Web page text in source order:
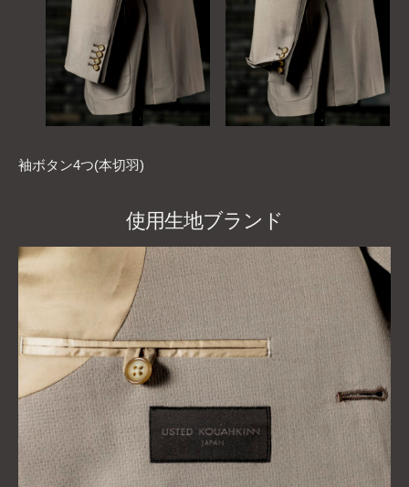
袖ボタン4つ(本切羽)
使用生地ブランド